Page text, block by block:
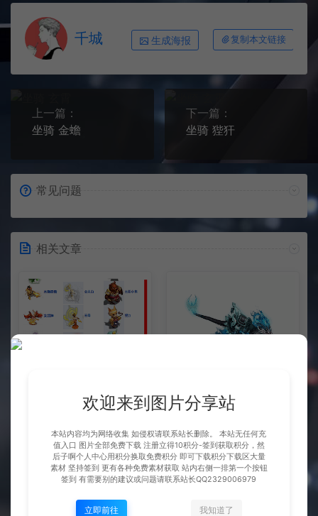
千城 生成海报 复制本文链接
上一篇：
坐骑 金蟾
下一篇：
坐骑 狴犴
常见问题
相关文章
千城
坐骑展示
千城
欢迎来到图片分享站
本站内容均为网络收集 如侵权请联系站长删除。 本站无任何充
值入口 图片全部免费下载 注册立得10积分-签到获取积分，然
后子啊个人中心用积分换取免费积分 即可下载积分下载区大量
素材 坚持签到 更有各种免费素材获取 站内右侧一排第一个按钮
签到 有需要别的建议或问题请联系站长QQ2329006979
立即前往 我知道了